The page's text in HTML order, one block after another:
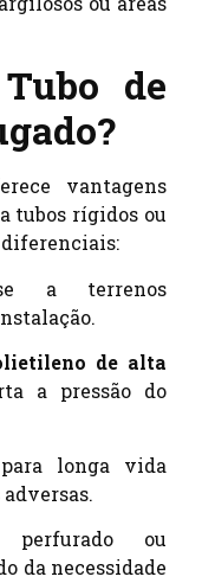
de
vantagens
tubos rígidos ou
diferenciais:
a terrenos
de alta
a pressão do
longa vida
ou
da necessidade